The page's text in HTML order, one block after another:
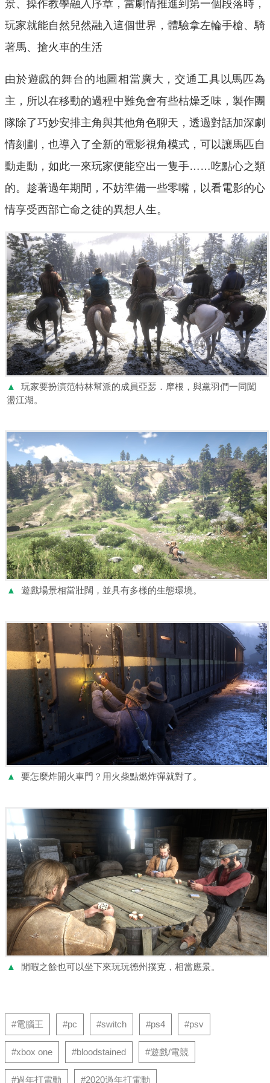
景、操作教學融入序章，當劇情推進到第一個段落時，
玩家就能自然兒然融入這個世界，體驗拿左輪手槍、騎
著馬、搶火車的生活
由於遊戲的舞台的地圖相當廣大，交通工具以馬匹為
主，所以在移動的過程中難免會有些枯燥乏味，製作團
隊除了巧妙安排主角與其他角色聊天，透過對話加深劇
情刻劃，也導入了全新的電影視角模式，可以讓馬匹自
動走動，如此一來玩家便能空出一隻手……吃點心之類
的。趁著過年期間，不妨準備一些零嘴，以看電影的心
情享受西部亡命之徒的異想人生。
▲
玩家要扮演范特林幫派的成員亞瑟．摩根，與黨羽們一同闖
盪江湖。
▲ 遊戲場景相當壯闊，並具有多樣的生態環境。
▲ 要怎麼炸開火車門？用火柴點燃炸彈就對了。
▲ 閒暇之餘也可以坐下來玩玩德州撲克，相當應景。
#電腦王 #pc #switch #ps4 #psv
#xbox one #bloodstained #遊戲/電競
#過年打電動 #2020過年打電動